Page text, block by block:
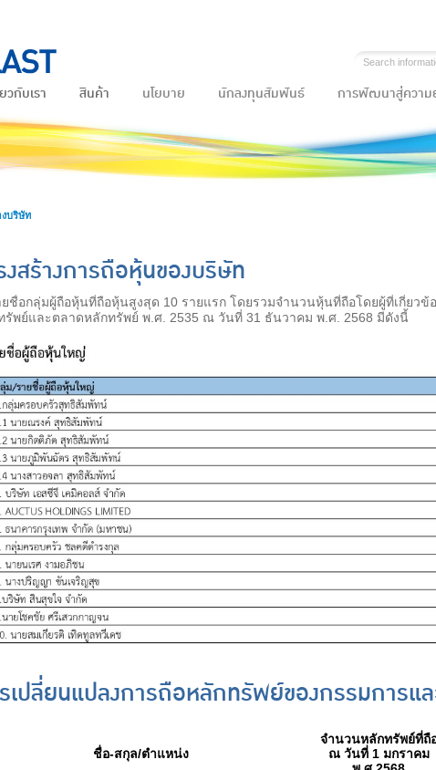
วกับเรา สินค้า นโยบาย นักลงทุนสัมพันธ์ การพัฒนาสู่ความ
บริษัท
งสร้างการถือหุ้นของบริษัท
ยชื่อกลุ่มผู้ถือหุ้นที่ถือหุ้นสูงสุด 10 รายแรก โดยรวมจำนวนหุ้นที่ถือโดยผู้ที่เกี่ยว
รัพย์และตลาดหลักทรัพย์ พ.ศ. 2535 ณ วันที่ 31 ธันวาคม พ.ศ. 2568 มีดังนี้
เปลี่ยนแปลงการถือหลักทรัพย์ของกรรมการแ
ชื่อ-สกุล/ตำแหน่ง
จำนวนหลักทรัพย์ที่ถื
ณ วันที่ 1 มกราคม